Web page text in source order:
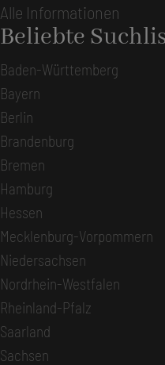
Alle Informationen
Beliebte
Baden-Württemberg
Bayern
Berlin
Brandenburg
Bremen
Hamburg
Hessen
Mecklenburg-Vorpommern
Niedersachsen
Nordrhein-Westfalen
Rheinland-Pfalz
Saarland
Sachsen